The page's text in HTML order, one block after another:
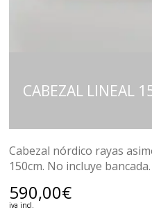
CABEZAL LINEAL
Cabezal nórdico rayas
150cm. No incluye bancada.
590,00€
iva incl.